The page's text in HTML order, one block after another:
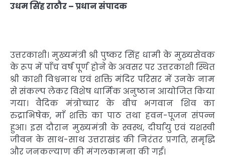
उधम सिंह राठौर – प्रधान संपादक
उत्तरकाशी। मुख्यमंत्री श्री पुष्कर सिंह धामी के मुख्यसेवक
के रूप में पाँच वर्ष पूर्ण होने के अवसर पर उत्तरकाशी स्थित
श्री काशी विश्वनाथ एवं शक्ति मंदिर परिसर में उनके नाम
से संकल्प लेकर विशेष धार्मिक अनुष्ठान आयोजित किया
गया। वैदिक मंत्रोच्चार के बीच भगवान शिव का
रुद्राभिषेक, माँ शक्ति का पाठ तथा हवन-पूजन संपन्न
हुआ। इस दौरान मुख्यमंत्री के स्वस्थ, दीर्घायु एवं यशस्वी
जीवन के साथ-साथ उत्तराखंड की निरंतर प्रगति, समृद्धि
और जनकल्याण की मंगलकामना की गई।